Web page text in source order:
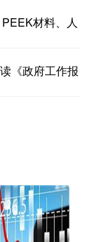
材料、人
《政府工作报